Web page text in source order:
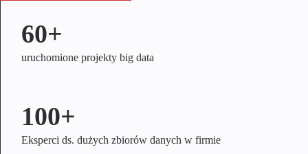
60+
uruchomione projekty big data
100+
Eksperci ds. dużych zbiorów danych w firmie